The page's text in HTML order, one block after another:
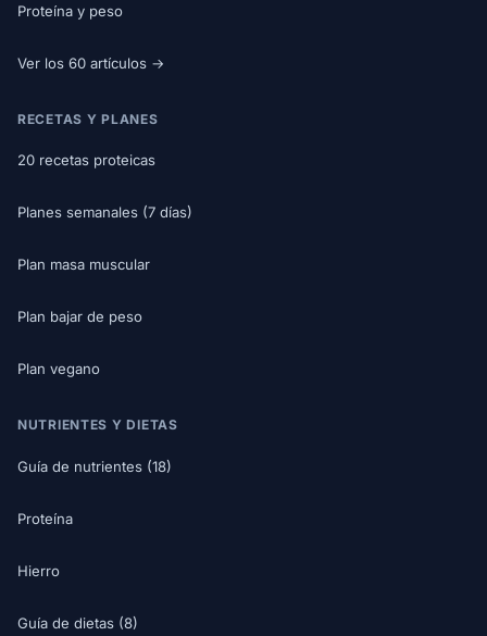
Proteína y peso
Ver los 60 artículos →
RECETAS Y PLANES
20 recetas proteicas
Planes semanales (7 días)
Plan masa muscular
Plan bajar de peso
Plan vegano
NUTRIENTES Y DIETAS
Guía de nutrientes (18)
Proteína
Hierro
Guía de dietas (8)